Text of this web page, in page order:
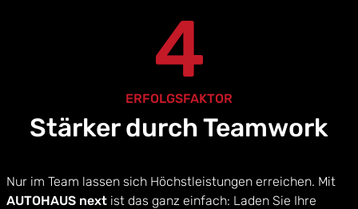
4
ERFOLGSFAKTOR
Stärker durch Teamwork
Nur im Team lassen sich Höchstleistungen erreichen. Mit
AUTOHAUS next ist das ganz einfach: Laden Sie Ihre